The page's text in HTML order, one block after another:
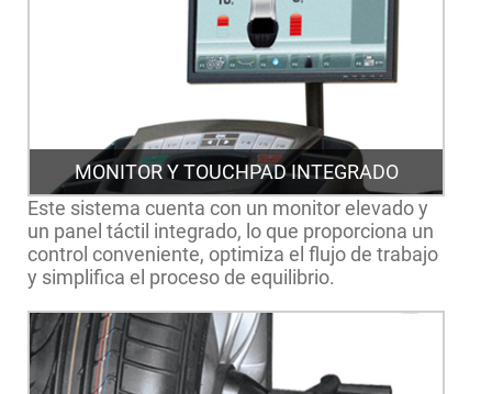
MONITOR Y TOUCHPAD INTEGRADO
Este sistema cuenta con un monitor elevado y
un panel táctil integrado, lo que proporciona un
control conveniente, optimiza el flujo de trabajo
y simplifica el proceso de equilibrio.